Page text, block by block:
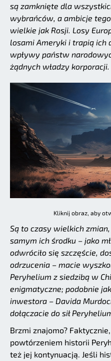
są zamknięte dla
wybrańców, a ambicje
wielkie jak Rosji. Losy
losami Ameryki i trapią ich
wpływy państw
żądnych władzy korporacji.
Kliknij obraz, aby
Są to czasy wielkich
samym ich środku – jako
odwróciło się szczęście,
odrzucenia – macie
Peryhelium z siedzibą w
enigmatyczne; podobnie
inwestora – Davida
dołączacie do sił
Brzmi znajomo?
powtórzeniem historii
też jej kontynuacją. Jeśli